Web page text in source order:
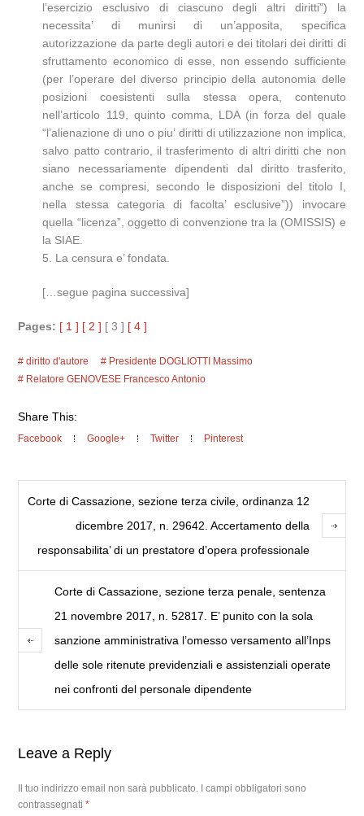
l’esercizio esclusivo di ciascuno degli altri diritti”) la
necessita’ di munirsi di un’apposita, specifica
autorizzazione da parte degli autori e dei titolari dei diritti di
sfruttamento economico di esse, non essendo sufficiente
(per l’operare del diverso principio della autonomia delle
posizioni coesistenti sulla stessa opera, contenuto
nell’articolo 119, quinto comma, LDA (in forza del quale
“l’alienazione di uno o piu’ diritti di utilizzazione non implica,
salvo patto contrario, il trasferimento di altri diritti che non
siano necessariamente dipendenti dal diritto trasferito,
anche se compresi, secondo le disposizioni del titolo I,
nella stessa categoria di facolta’ esclusive”)) invocare
quella “licenza”, oggetto di convenzione tra la (OMISSIS) e
la SIAE.
5. La censura e’ fondata.
[…segue pagina successiva]
Pages: [ 1 ] [ 2 ] [ 3 ] [ 4 ]
diritto d'autore
Presidente DOGLIOTTI Massimo
Relatore GENOVESE Francesco Antonio
Share This:
Facebook Google+ Twitter Pinterest
Corte di Cassazione, sezione terza civile, ordinanza 12
dicembre 2017, n. 29642. Accertamento della
responsabilita’ di un prestatore d’opera professionale
Corte di Cassazione, sezione terza penale, sentenza
21 novembre 2017, n. 52817. E’ punito con la sola
sanzione amministrativa l’omesso versamento all’Inps
delle sole ritenute previdenziali e assistenziali operate
nei confronti del personale dipendente
Leave a Reply
Il tuo indirizzo email non sarà pubblicato.
I campi obbligatori sono
contrassegnati*